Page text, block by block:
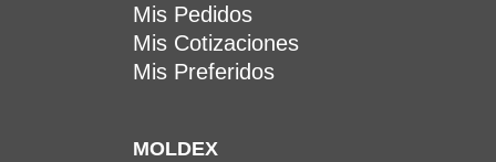
Mis Pedidos
Mis Cotizaciones
Mis Preferidos
MOLDEX